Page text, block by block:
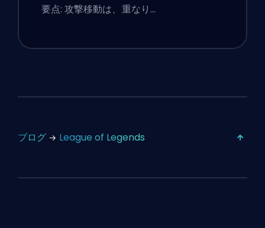
要点: 攻撃移動は、重なり…
ブログ League of Legends